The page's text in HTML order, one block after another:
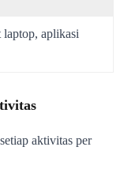
laptop, aplikasi
aktivitas per